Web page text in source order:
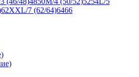
62XXL/7 (62/64)6466